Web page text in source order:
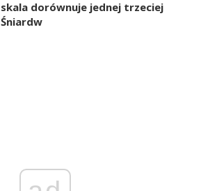
skala dorównuje jednej trzeciej
Śniardw